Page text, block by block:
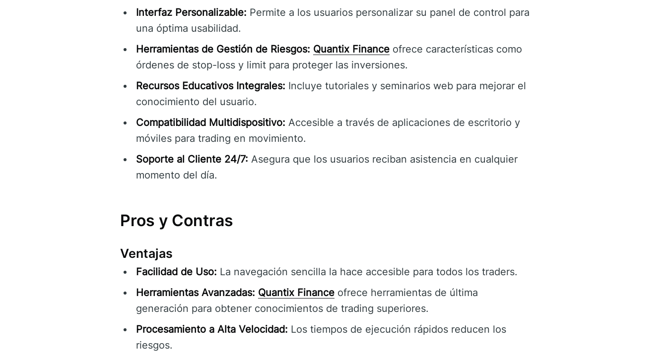
Interfaz Personalizable: Permite a los usuarios personalizar su panel de control para
una óptima usabilidad.
Herramientas de Gestión de Riesgos: Quantix Finance ofrece características como
órdenes de stop-loss y limit para proteger las inversiones.
Recursos Educativos Integrales: Incluye tutoriales y seminarios web para mejorar el
conocimiento del usuario.
Compatibilidad Multidispositivo: Accesible a través de aplicaciones de escritorio y
móviles para trading en movimiento.
Soporte al Cliente 24/7: Asegura que los usuarios reciban asistencia en cualquier
momento del día.
Pros y Contras
Ventajas
Facilidad de Uso: La navegación sencilla la hace accesible para todos los traders.
Herramientas Avanzadas: Quantix Finance ofrece herramientas de última
generación para obtener conocimientos de trading superiores.
Procesamiento a Alta Velocidad: Los tiempos de ejecución rápidos reducen los
riesgos.